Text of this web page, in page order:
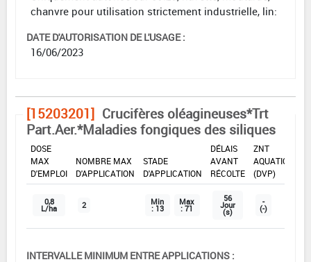
chanvre pour utilisation strictement industrielle, lin:
DATE D'AUTORISATION DE L'USAGE :
16/06/2023
[15203201] Crucifères oléagineuses*Trt
Part.Aer.*Maladies fongiques des siliques
DOSE
MAX
D'EMPLOI
NOMBRE MAX
D'APPLICATION
STADE
D'APPLICATION
DÉLAIS
AVANT
RÉCOLTE
ZNT
AQUATIQUE
(DVP)
0,8
L/ha 2 Min
: 13
Max
: 71
56
Jour
(s)
-
(-)
INTERVALLE MINIMUM ENTRE APPLICATIONS :